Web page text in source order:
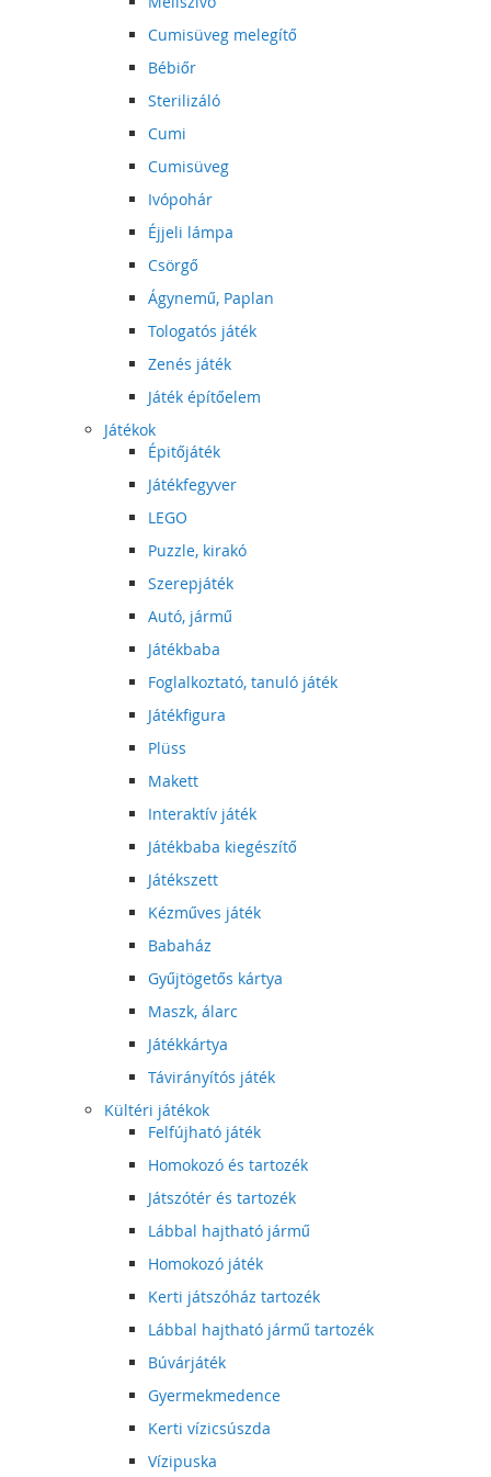
Cumisüveg melegítő
Bébiőr
Sterilizáló
Cumi
Cumisüveg
Ivópohár
Éjjeli lámpa
Csörgő
Ágynemű, Paplan
Tologatós játék
Zenés játék
Játék építőelem
Játékok
Épitőjáték
Játékfegyver
LEGO
Puzzle, kirakó
Szerepjáték
Autó, jármű
Játékbaba
Foglalkoztató, tanuló játék
Játékfigura
Plüss
Makett
Interaktív játék
Játékbaba kiegészítő
Játékszett
Kézműves játék
Babaház
Gyűjtögetős kártya
Maszk, álarc
Játékkártya
Távirányítós játék
Kültéri játékok
Felfújható játék
Homokozó és tartozék
Játszótér és tartozék
Lábbal hajtható jármű
Homokozó játék
Kerti játszóház tartozék
Lábbal hajtható jármű tartozék
Búvárjáték
Gyermekmedence
Kerti vízicsúszda
Vízipuska